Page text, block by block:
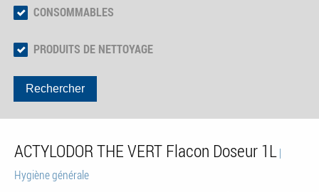
CONSOMMABLES
PRODUITS DE NETTOYAGE
Rechercher
ACTYLODOR THE VERT Flacon Doseur 1L|
Hygiène générale